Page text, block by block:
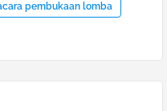
pembukaan lomba